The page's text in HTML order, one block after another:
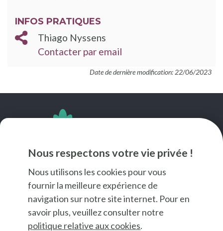
Nous respectons votre vie privée !
Nous utilisons les cookies pour vous
fournir la meilleure expérience de
navigation sur notre site internet. Pour en
savoir plus, veuillez consulter notre
politique relative aux cookies.
INFOS PRATIQUES
Thiago Nyssens
Contacter par email
Date de dernière modification: 22/06/2023